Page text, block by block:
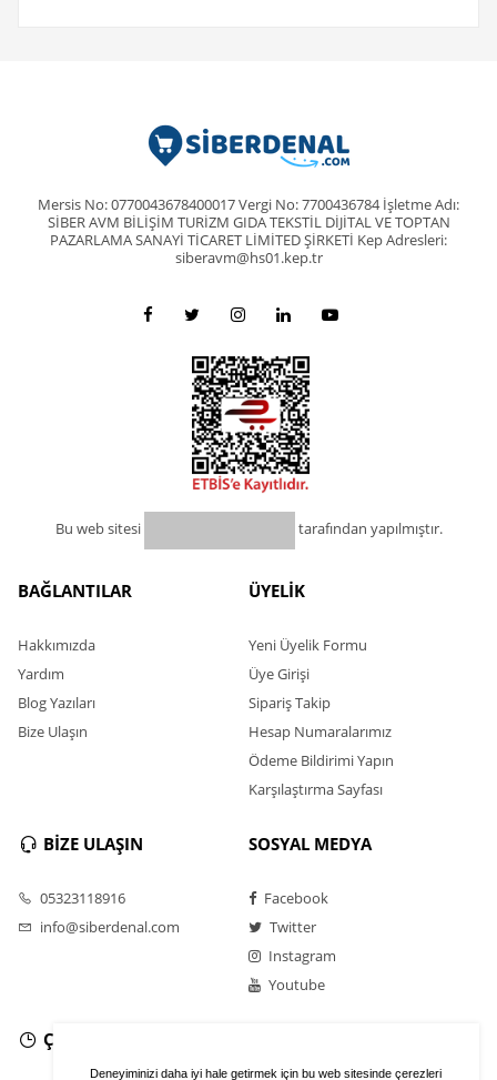
Deneyiminizi daha iyi hale getirmek için bu web sitesinde çerezleri
Mersis No: 0770043678400017 Vergi No: 7700436784 İşletme Adı:
SİBER AVM BİLİŞİM TURİZM GIDA TEKSTİL DİJİTAL VE TOPTAN
PAZARLAMA SANAYİ TİCARET LİMİTED ŞİRKETİ Kep Adresleri:
siberavm@hs01.kep.tr
Bu web sitesi tarafından yapılmıştır.
BAĞLANTILAR
Hakkımızda
Yardım
Blog Yazıları
Bize Ulaşın
ÜYELİK
Yeni Üyelik Formu
Üye Girişi
Sipariş Takip
Hesap Numaralarımız
Ödeme Bildirimi Yapın
Karşılaştırma Sayfası
BİZE ULAŞIN
05323118916
info@siberdenal.com
SOSYAL MEDYA
Facebook
Twitter
Instagram
Youtube
ÇALIŞMA SAATLERİ